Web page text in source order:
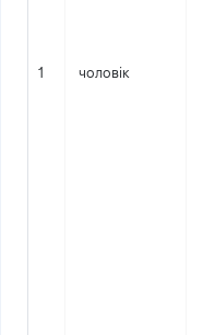
1 чоловік